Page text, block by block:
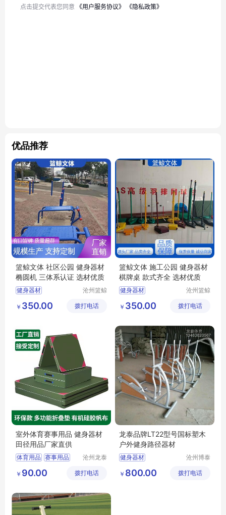
优品推荐
篮鲸文体 社区公园 健身器材
椭圆机 三体系认证 选材优质
健身器材
运动器材厂 椭圆机
沧州篮鲸
设备厂
￥ 350.00 拨打电话
篮鲸文体 施工公园 健身器材
棋牌桌 款式齐全 选材优质
健身器材
组合运动器材
健骑机
沧州篮鲸
设备厂
￥ 350.00 拨打电话
室外体育赛事用品 健身器材
田径用品厂家直供
体育用品 赛事用品
垫子作用
沧州龙泰
有限公司
￥ 90.00 拨打电话
龙泰品牌LT22型号国标塑木
户外健身路径器材
健身器材
沧州博泰
有限公司
￥ 800.00 拨打电话